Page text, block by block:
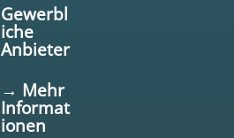
Gewerbl
iche
Anbieter
→ Mehr
Informat
ionen